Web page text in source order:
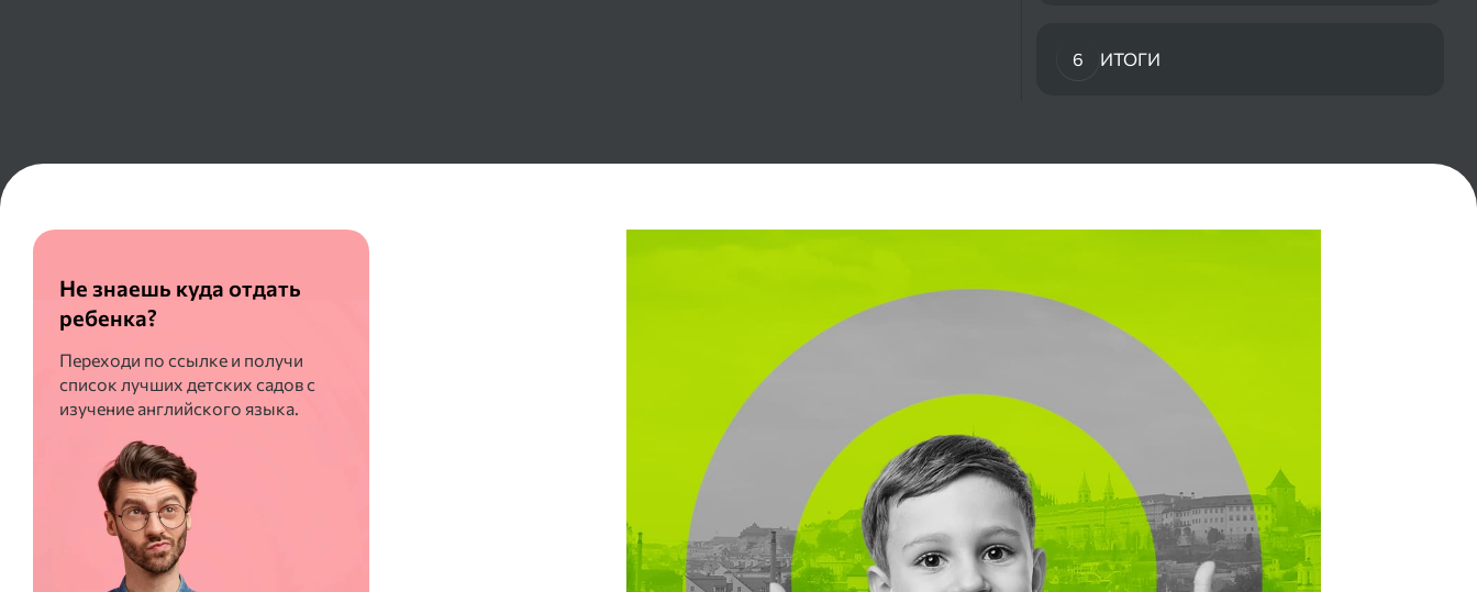
6 ИТОГИ
Не знаешь куда отдать
ребенка?
Переходи по ссылке и получи
список лучших детских садов с
изучение английского языка.